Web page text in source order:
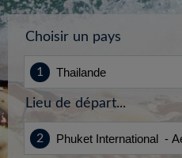
Choisir un pays
Lieu de départ...